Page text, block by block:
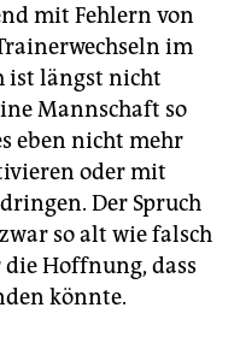
mit Fehlern von
im
ist längst nicht
Mannschaft so
eben nicht mehr
oder mit
Der Spruch
so alt wie falsch
Hoffnung, dass
könnte.